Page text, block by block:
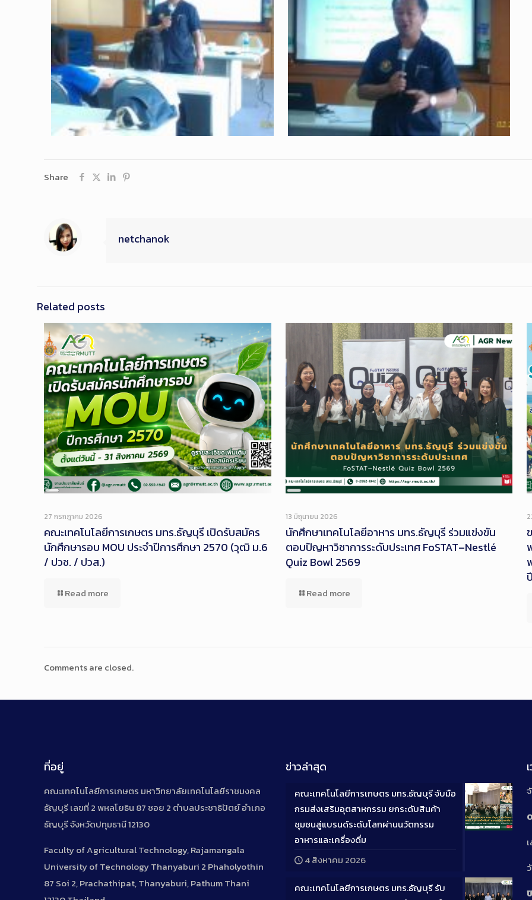
Share
netchanok
Related posts
Long
27 กรกฎาคม 2026
คณะเทคโนโลยีการเกษตร มทร.ธัญบุรี เปิดรับสมัคร
นักศึกษารอบ MOU ประจำปีการศึกษา 2570 (วุฒิ ม.6
/ ปวช. / ปวส.)
Read more
Long
13 มิถุนายน 2026
นักศึกษาเทคโนโลยีอาหาร มทร.ธัญบุรี ร่วมแข่งขัน
ตอบปัญหาวิชาการระดับประเทศ FoSTAT–Nestlé
Quiz Bowl 2569
Read more
Comments are closed.
ที่อยู่
คณะเทคโนโลยีการเกษตร มหาวิทยาลัยเทคโนโลยีราชมงคล
ธัญบุรี เลขที่ 2 พหลโยธิน 87 ซอย 2 ตำบลประชาธิปัตย์ อำเภอ
ธัญบุรี จังหวัดปทุมธานี 12130
Faculty of Agricultural Technology, Rajamangala
University of Technology Thanyaburi 2 Phaholyothin
87 Soi 2, Prachathipat, Thanyaburi, Pathum Thani
ข่าวล่าสุด
Long
คณะเทคโนโลยีการเกษตร มทร.ธัญบุรี จับมือ
กรมส่งเสริมอุตสาหกรรม ยกระดับสินค้า
ชุมชนสู่แบรนด์ระดับโลกผ่านนวัตกรรม
อาหารและเครื่องดื่ม
4 สิงหาคม 2026
คณะเทคโนโลยีการเกษตร มทร.ธัญบุรี รับ